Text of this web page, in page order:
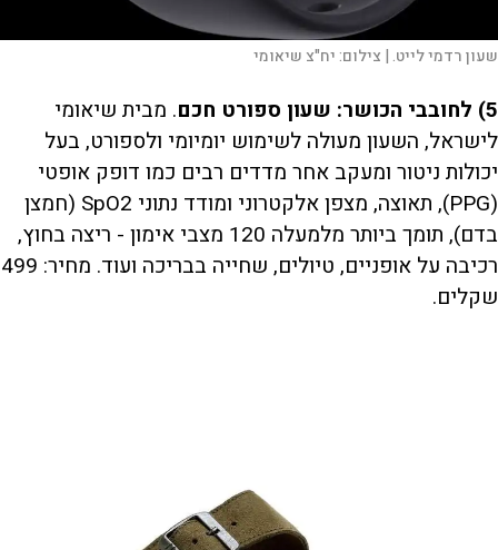
שעון רדמי לייט. | צילום:יח"צ שיאומי
5) לחובבי הכושר: שעון ספורט חכם
. מבית שיאומי
לישראל, השעון מעולה לשימוש יומיומי ולספורט, בעל
יכולות ניטור ומעקב אחר מדדים רבים כמו דופק אופטי
(PPG), תאוצה, מצפן אלקטרוני ומודד נתוני SpO2 (חמצן
בדם), תומך ביותר מלמעלה 120 מצבי אימון - ריצה בחוץ,
רכיבה על אופניים, טיולים, שחייה בבריכה ועוד. מחיר: 499
שקלים.